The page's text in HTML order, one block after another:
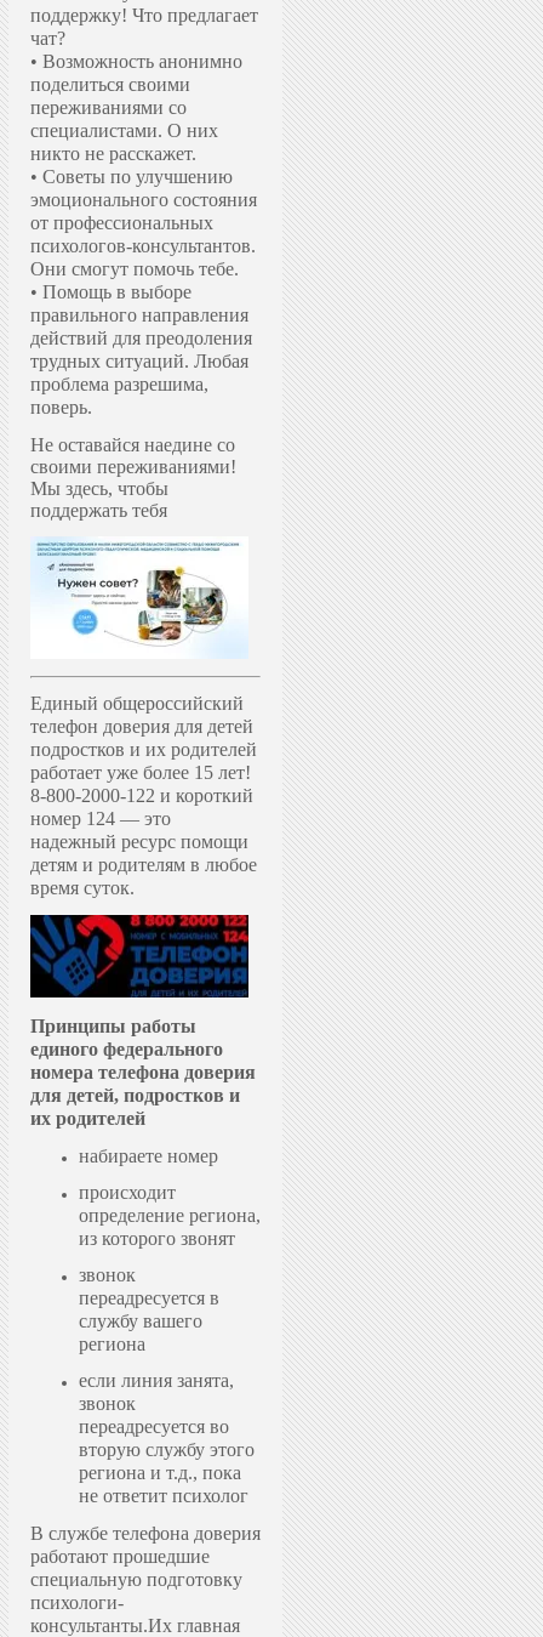
поддержку! Что предлагает
чат?
• Возможность анонимно
поделиться своими
переживаниями со
специалистами. О них
никто не расскажет.
• Советы по улучшению
эмоционального состояния
от профессиональных
психологов-консультантов.
Они смогут помочь тебе.
• Помощь в выборе
правильного направления
действий для преодоления
трудных ситуаций. Любая
проблема разрешима,
поверь.
Не оставайся наедине со
своими переживаниями!
Мы здесь, чтобы
поддержать тебя
Единый общероссийский
телефон доверия для детей
подростков и их родителей
работает уже более 15 лет!
8-800-2000-122 и короткий
номер 124 — это
надежный ресурс помощи
детям и родителям в любое
время суток.
Принципы работы
единого федерального
номера телефона доверия
для детей, подростков и
их родителей
набираете номер
происходит
определение региона,
из которого звонят
звонок
переадресуется в
службу вашего
региона
если линия занята,
звонок
переадресуется во
вторую службу этого
региона и т.д., пока
не ответит психолог
В службе телефона доверия
работают прошедшие
специальную подготовку
психологи-
консультанты.Их главная